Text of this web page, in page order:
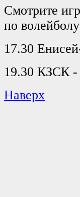
Смотрите
по
17.30
19.30 КЗСК
Наверх